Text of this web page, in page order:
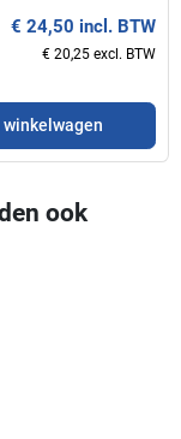
€ 24,50 incl. BTW
€ 20,25 excl. BTW
winkelwagen
ook